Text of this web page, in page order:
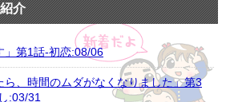
介
」第1話-初恋:08/06
ら、時間のムダがなくなりました」第3
:03/31